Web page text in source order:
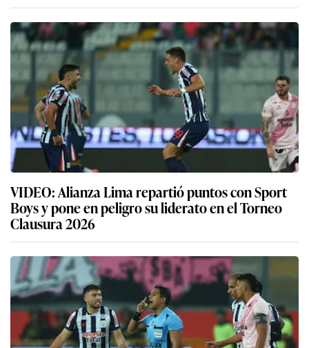
VIDEO: Alianza Lima repartió puntos con Sport
Boys y pone en peligro su liderato en el Torneo
Clausura 2026